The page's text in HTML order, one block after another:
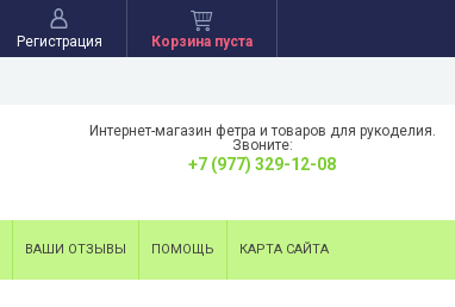
Регистрация Корзина пуста
Интернет-магазин фетра и товаров для рукоделия.
Звоните:
+7 (977) 329-12-08
ВАШИ ОТЗЫВЫ ПОМОЩЬ КАРТА САЙТА